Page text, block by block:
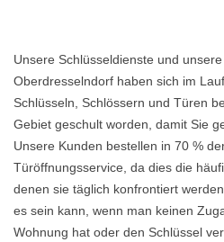
Unsere Schlüsseldienste und
Oberdresselndorf haben sich im
Schlüsseln, Schlössern und Türen
Gebiet geschult worden, damit Sie
Unsere Kunden bestellen in 70 %
Türöffnungsservice, da dies die
denen sie täglich konfrontiert
es sein kann, wenn man keinen
Wohnung hat oder den Schlüssel